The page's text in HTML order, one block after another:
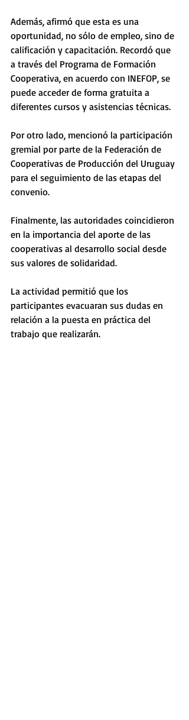
Además, afirmó que esta es una
oportunidad, no sólo de empleo, sino de
calificación y capacitación. Recordó que
a través del Programa de Formación
Cooperativa, en acuerdo con INEFOP, se
puede acceder de forma gratuita a
diferentes cursos y asistencias técnicas.
Por otro lado, mencionó la participación
gremial por parte de la Federación de
Cooperativas de Producción del Uruguay
para el seguimiento de las etapas del
convenio.
Finalmente, las autoridades coincidieron
en la importancia del aporte de las
cooperativas al desarrollo social desde
sus valores de solidaridad.
La actividad permitió que los
participantes evacuaran sus dudas en
relación a la puesta en práctica del
trabajo que realizarán.